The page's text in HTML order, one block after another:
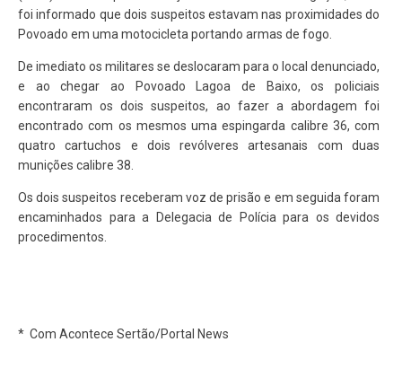
foi informado que dois suspeitos estavam nas proximidades do
Povoado em uma motocicleta portando armas de fogo.
De imediato os militares se deslocaram para o local denunciado,
e ao chegar ao Povoado Lagoa de Baixo, os policiais
encontraram os dois suspeitos, ao fazer a abordagem foi
encontrado com os mesmos uma espingarda calibre 36, com
quatro cartuchos e dois revólveres artesanais com duas
munições calibre 38.
Os dois suspeitos receberam voz de prisão e em seguida foram
encaminhados para a Delegacia de Polícia para os devidos
procedimentos.
* Com Acontece Sertão/Portal News